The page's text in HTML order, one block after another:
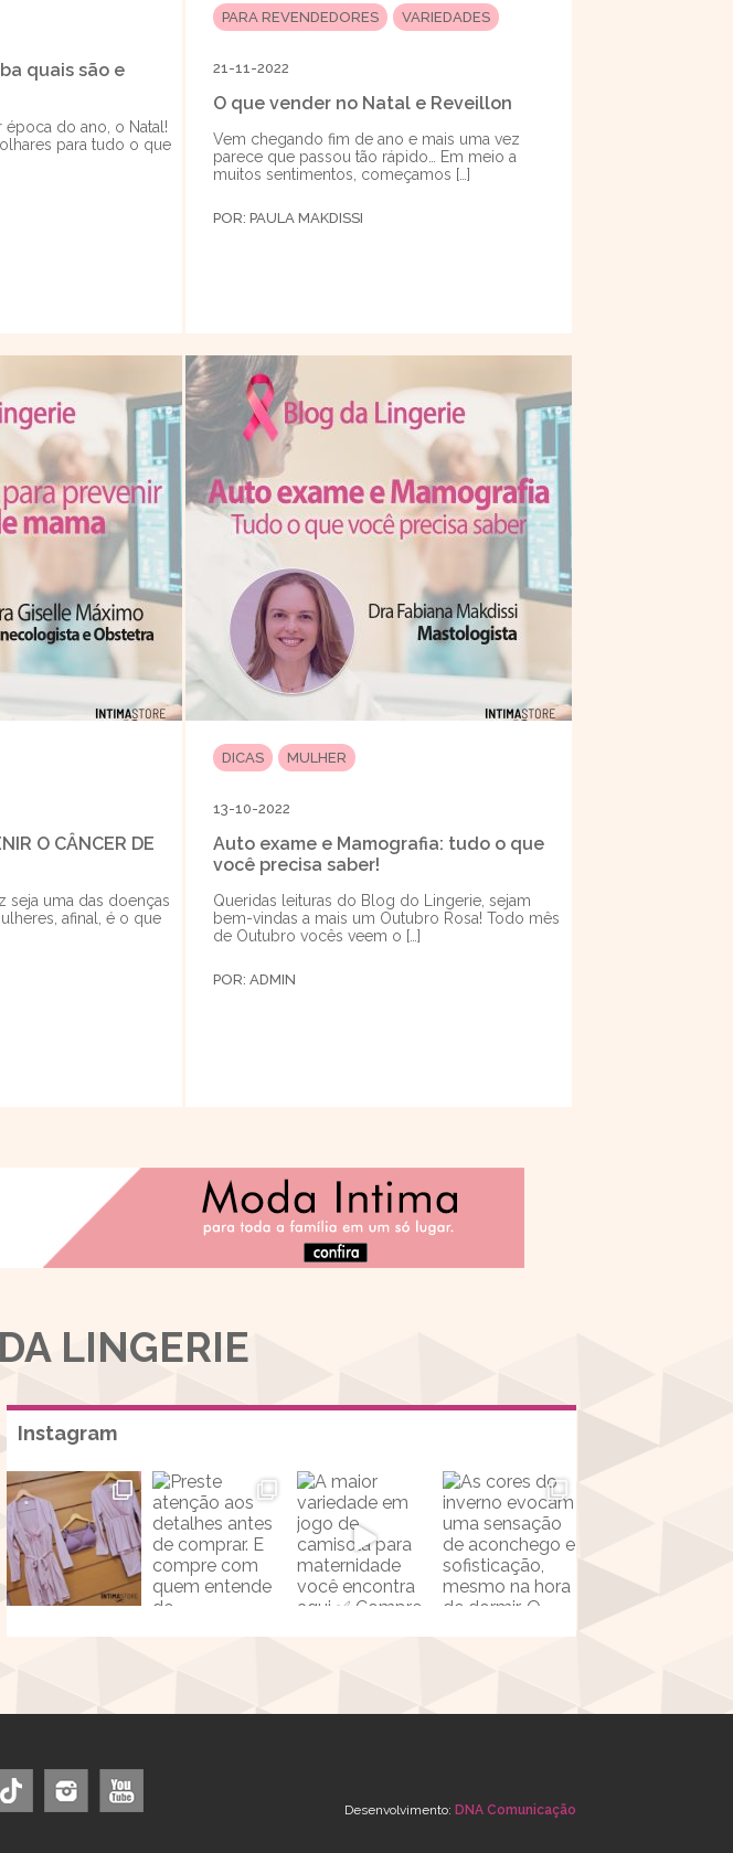
quais são e
do ano, o Natal!
para tudo o que
PARA REVENDEDORES
VARIEDADES
21-11-2022
O que vender no Natal e Reveillon
Vem chegando fim de ano e mais uma vez
parece que passou tão rápido… Em meio a
muitos sentimentos, começamos […]
POR: PAULA MAKDISSI
O CÂNCER DE
seja uma das doenças
afinal, é o que
DICAS MULHER
13-10-2022
Auto exame e Mamografia: tudo o que
você precisa saber!
Queridas leituras do Blog do Lingerie, sejam
bem-vindas a mais um Outubro Rosa! Todo mês
de Outubro vocês veem o […]
POR: ADMIN
LINGERIE
Instagram
Desenvolvimento: DNA Comunicação